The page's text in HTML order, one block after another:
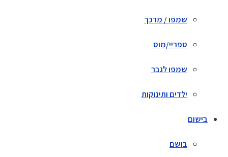
שמפו / מרכך
ספריי/מוס
שמפו לגבר
ילדים ותינוקות
בישום
בושם